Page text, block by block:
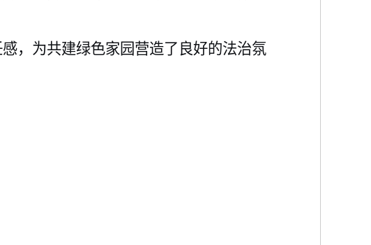
，为共建绿色家园营造了良好的法治氛